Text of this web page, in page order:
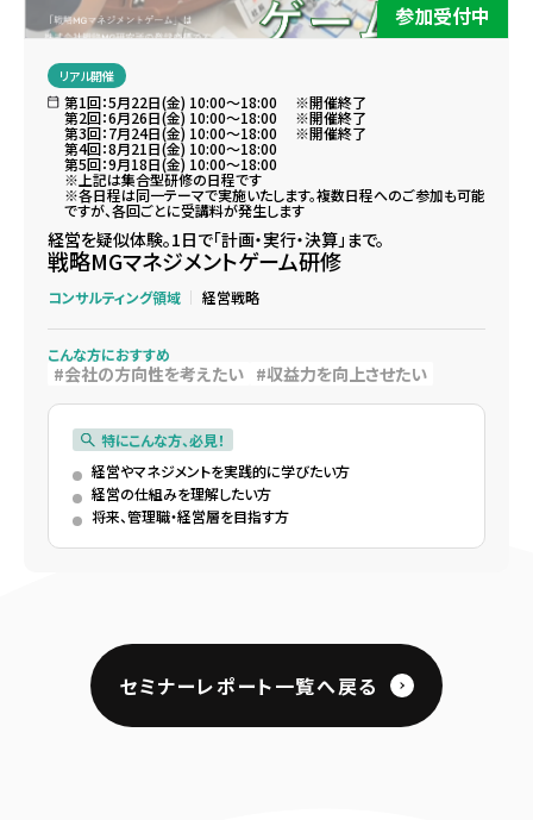
参加受付中
リアル開催
第1回：5月22日(金) 10:00～18:00 ※開催終了
第2回：6月26日(金) 10:00～18:00 ※開催終了
第3回：7月24日(金) 10:00～18:00 ※開催終了
第4回：8月21日(金) 10:00～18:00
第5回：9月18日(金) 10:00～18:00
※上記は集合型研修の日程です
※各日程は同一テーマで実施いたします。複数日程へのご参加も可能
ですが、各回ごとに受講料が発生します
経営を疑似体験。1日で「計画・実行・決算」まで。
戦略MGマネジメントゲーム研修
コンサルティング領域 経営戦略
こんな方におすすめ
会社の方向性を考えたい 収益力を向上させたい
特にこんな方、必見！
経営やマネジメントを実践的に学びたい方
経営の仕組みを理解したい方
将来、管理職・経営層を目指す方
セミナーレポート一覧へ戻る